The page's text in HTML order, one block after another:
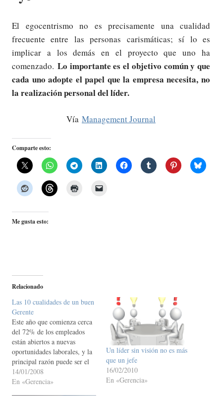
El egocentrismo no es precisamente una cualidad
frecuente entre las personas carismáticas; sí lo es
implicar a los demás en el proyecto que uno ha
comenzado. Lo importante es el objetivo común y que
cada uno adopte el papel que la empresa necesita, no
la realización personal del líder.
Vía Management Journal
Comparte esto:
Me gusta esto:
Relacionado
Las 10 cualidades de un buen
Gerente
Este año que comienza cerca
del 72% de los empleados
están abiertos a nuevas
oportunidades laborales, y la
principal razón puede ser el
jefe, ya que al menos 4 de
cada 10 ubica a éste o a su
14/01/2008
En «Gerencia»
Un líder sin visión no es más
que un jefe
16/02/2010
En «Gerencia»